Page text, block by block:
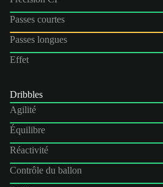
Passes courtes
Passes longues
Effet
Dribbles
Agilité
Équilibre
Réactivité
Contrôle du ballon